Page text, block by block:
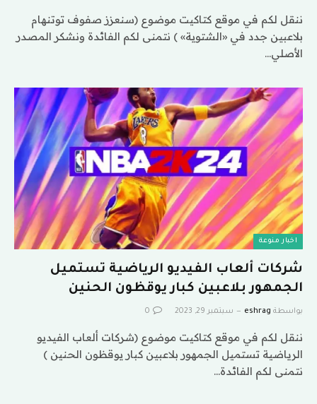
ننقل لكم في موقع كتاكيت موضوع (سنعزز صفوف توتنهام
بلاعبين جدد في «الشتوية» ) نتمنى لكم الفائدة ونشكر المصدر
الأصلي…
اخبار منوعة
شركات ألعاب الفيديو الرياضية تستميل
الجمهور بلاعبين كبار يوقظون الحنين
بواسطة eshrag سبتمبر 29, 2023 0
ننقل لكم في موقع كتاكيت موضوع (شركات ألعاب الفيديو
الرياضية تستميل الجمهور بلاعبين كبار يوقظون الحنين )
نتمنى لكم الفائدة…